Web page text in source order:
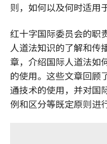
则，如何以及何时适用
红十字国际委员会的职
人道法知识的了解和传
章，介绍国际人道法如
的使用。这些文章回顾
通技术的使用，并对国
例和区分等既定原则进